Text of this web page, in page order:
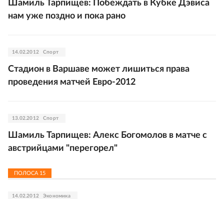
Шамиль Тарпищев: Побеждать в Кубке Дэвиса
нам уже поздно и пока рано
14.02.2012 Спорт
Стадион в Варшаве может лишиться права
проведения матчей Евро-2012
13.02.2012 Спорт
Шамиль Тарпищев: Алекс Богомолов в матче с
австрийцами "перегорел"
ПОЛОСА 15
14.02.2012 Экономика